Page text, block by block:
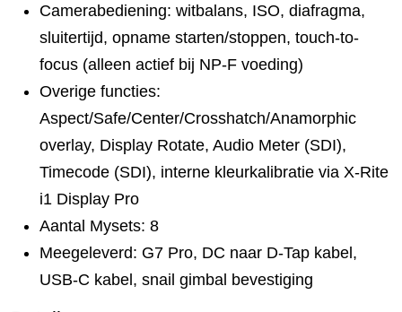
Camerabediening: witbalans, ISO, diafragma,
sluitertijd, opname starten/stoppen, touch-to-
focus (alleen actief bij NP-F voeding)
Overige functies:
Aspect/Safe/Center/Crosshatch/Anamorphic
overlay, Display Rotate, Audio Meter (SDI),
Timecode (SDI), interne kleurkalibratie via X-Rite
i1 Display Pro
Aantal Mysets: 8
Meegeleverd: G7 Pro, DC naar D-Tap kabel,
USB-C kabel, snail gimbal bevestiging